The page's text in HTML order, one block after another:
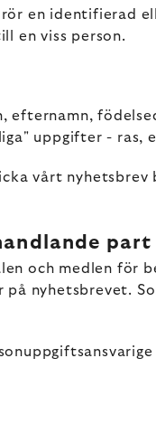
en identifierad
en viss person.
efternamn,
uppgifter -
vårt
part
och medlen för
nyhetsbrevet.